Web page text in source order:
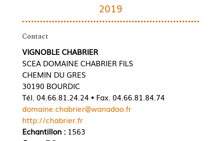
2019
Contact
VIGNOBLE CHABRIER
SCEA DOMAINE CHABRIER FILS
CHEMIN DU GRES
30190 BOURDIC
Tél. 04.66.81.24.24 • Fax. 04.66.81.84.74
domaine.chabrier@wanadoo.fr
http://chabrier.fr
Echantillon :1563